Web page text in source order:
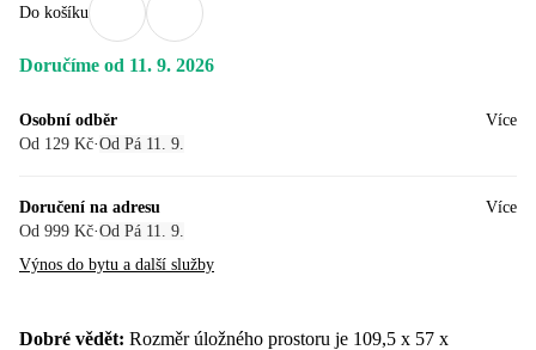
Do košíku
Doručíme od 11. 9. 2026
Osobní odběr
Od 129 Kč·Od Pá 11. 9.
Více
Doručení na adresu
Od 999 Kč·Od Pá 11. 9.
Výnos do bytu a další služby
Více
Dobré vědět: Rozměr úložného prostoru je 109,5 x 57 x